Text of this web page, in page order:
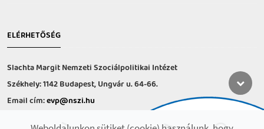
ELÉRHETŐSÉG
Slachta Margit Nemzeti Szociálpolitikai Intézet
Székhely: 1142 Budapest, Ungvár u. 64-66.
Email cím:evp@nszi.hu